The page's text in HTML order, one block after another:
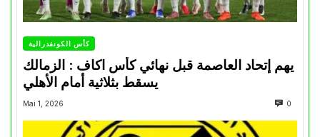
كأس الكونفدرالية
يهم إتحاد العاصمة قبل نهائي كأس اكاف : الزمالك
Mai 1, 2026 0